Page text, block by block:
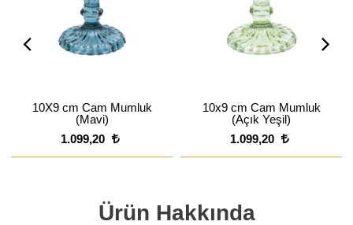
10X9 cm Cam Mumluk
(Mavi)
1.099,20
10x9 cm Cam Mumluk
(Açık Yeşil)
1.099,20
Ürün Hakkında